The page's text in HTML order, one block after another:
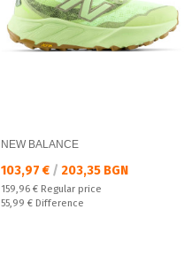
NEW BALANCE
Текуща цена:
103,97 € / 203,35 BGN
Regular price:
159,96 € Regular price
Спестявате:
55,99 € Difference